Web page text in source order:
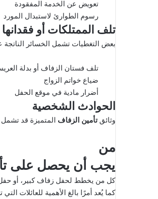
تعويض عن الخدمة المفقودة
رسوم الطوارئ لاستبدال المورد
تلف الممتلكات أو فقدانها
بعض التغطيات تشمل الخسائر الناتجة
تلف فستان الزفاف أو بدلة
ضياع خواتم الزواج
أضرار مادية في موقع الحفل
الحوادث الشخصية
وثائقتأمين الزفاف المتميزة قد
من
يجب أن يحصل على
كل من يخطط لحفل زفاف كبير، أو حفل
كما يُعد أمرًا بالغ الأهمية للعائلات